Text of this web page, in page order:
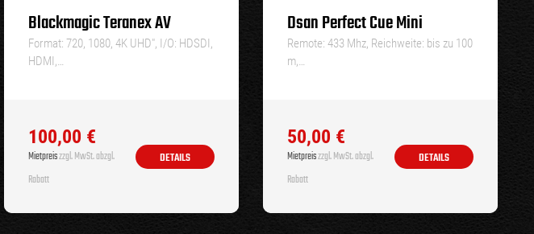
Blackmagic Teranex AV
Format: 720, 1080, 4K UHD″, I/O: HDSDI,
HDMI,…
100,00 €
Mietpreiszzgl. MwSt. abzgl.
Rabatt
DETAILS
Dsan Perfect Cue Mini
Remote: 433 Mhz, Reichweite: bis zu 100
m,…
50,00 €
Mietpreiszzgl. MwSt. abzgl.
Rabatt
DETAILS